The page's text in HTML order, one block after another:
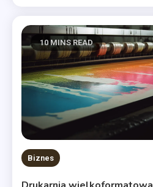
10 MINS READ
Biznes